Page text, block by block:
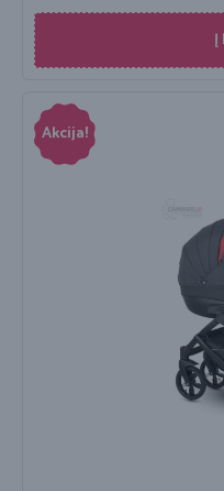
Į
Akcija!